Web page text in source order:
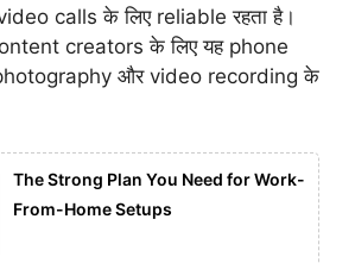
calls के लिए reliable रहता है।
creators के लिए यह phone
और video recording के
The Strong Plan You Need for Work-
From-Home Setups